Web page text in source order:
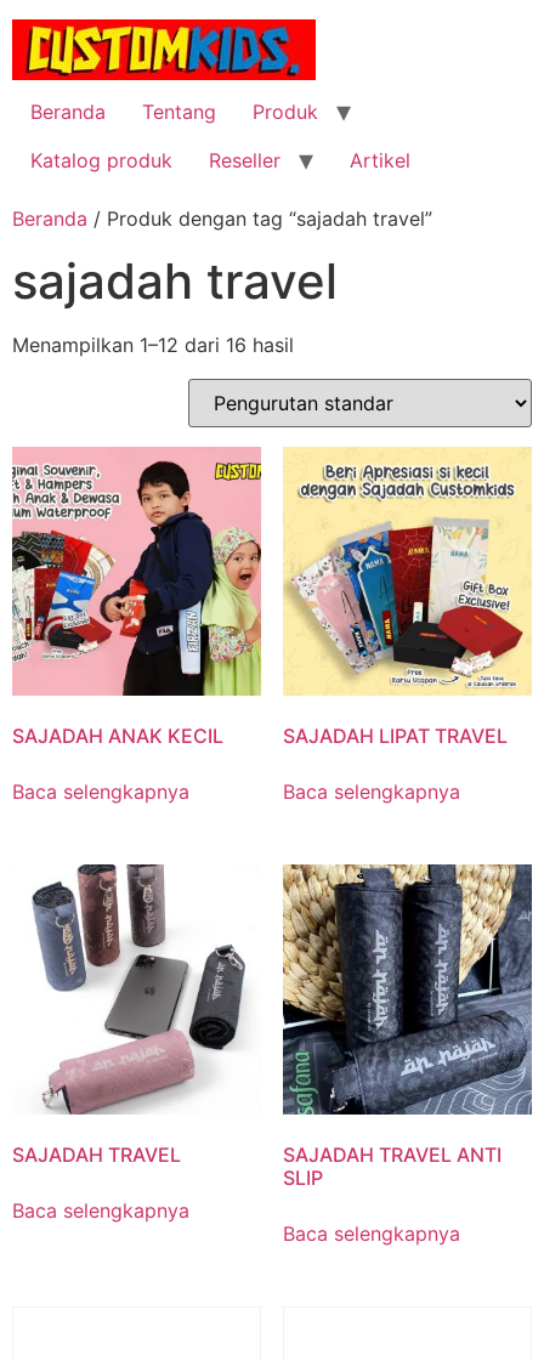
Lewati
konten
Beranda
Tentang
Produk
Katalog produk
Reseller Artikel
Beranda / Produk dengan tag “sajadah travel”
sajadah travel
Menampilkan 1–12 dari 16 hasil
SAJADAH ANAK KECIL
Baca selengkapnya
SAJADAH LIPAT TRAVEL
Baca selengkapnya
SAJADAH TRAVEL
Baca selengkapnya
SAJADAH TRAVEL ANTI
SLIP
Baca selengkapnya